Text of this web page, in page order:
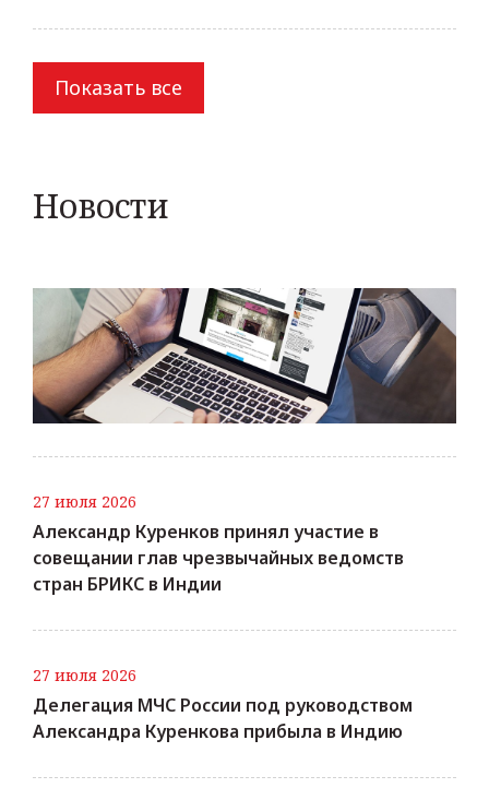
Показать все
Новости
27 июля 2026
Александр Куренков принял участие в
совещании глав чрезвычайных ведомств
стран БРИКС в Индии
27 июля 2026
Делегация МЧС России под руководством
Александра Куренкова прибыла в Индию